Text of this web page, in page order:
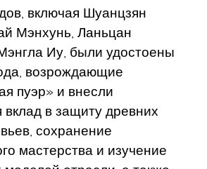
включая Шуанцзян
Мэнхунь, Ланьцан
Иу, были удостоены
возрождающие
пуэр» и внесли
в защиту древних
сохранение
мастерства и изучение